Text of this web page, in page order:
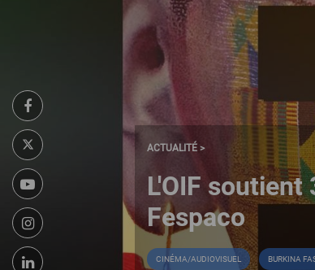
ACTUALITÉ >
L'OIF
Fespaco
CINÉMA/AUDIOVISUEL BURKINA